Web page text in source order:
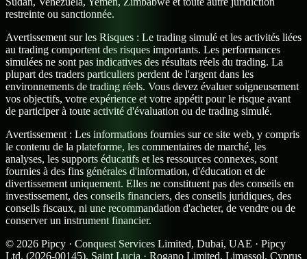
restreinte ou sanctionnée.
Avertissement sur les Risques : Le trading simulé et les activités liées
au trading comportent des risques importants. Les performances
simulées ne sont pas indicatives des résultats réels du trading. La
plupart des traders particuliers perdent de l'argent dans les
environnements de trading réels. Vous devez évaluer soigneusement
vos objectifs, votre expérience et votre appétit pour le risque avant
de participer à toute activité d'évaluation ou de trading simulé.
Avertissement : Les informations fournies sur ce site web, y compris
le contenu de la plateforme, les commentaires de marché, les
analyses, les supports éducatifs et les ressources connexes, sont
fournies à des fins générales d'information, d'éducation et de
divertissement uniquement. Elles ne constituent pas des conseils en
investissement, des conseils financiers, des conseils juridiques, des
conseils fiscaux, ni une recommandation d'acheter, de vendre ou de
conserver un instrument financier.
© 2026 Pipcy · Conquest Services Limited, Dubai, UAE · Pipcy
Ltd. (2026-00145), Saint Lucia · Rogano Limited, Limassol, Cyprus